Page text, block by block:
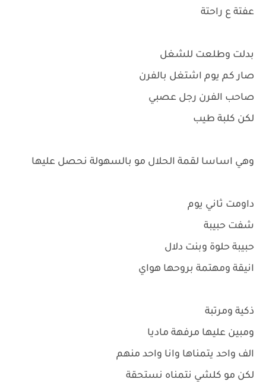
عفتة ع راحتة
بدلت وطلعت للشغل
صار كم يوم اشتغل بالفرن
صاحب الفرن رجل عصبي
لكن كلبة طيب
وهي اساسا لقمة الحلال مو بالسهولة نحصل عليها
داومت ثاني يوم
شفت حبيبة
حبيبة حلوة وبنت دلال
انيقة ومهتمة بروحها هواي
ذكية ومرتبة
ومبين عليها مرفهة ماديا
الف واحد يتمناها وانا واحد منهم
لكن مو كلشي نتمناه نستحقة